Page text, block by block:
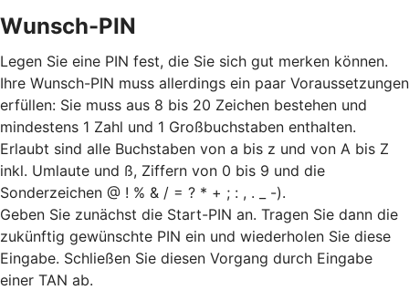
Wunsch-PIN
Legen Sie eine PIN fest, die Sie sich gut merken können.
Ihre Wunsch-PIN muss allerdings ein paar Voraussetzungen
erfüllen: Sie muss aus 8 bis 20 Zeichen bestehen und
mindestens 1 Zahl und 1 Großbuchstaben enthalten.
Erlaubt sind alle Buchstaben von a bis z und von A bis Z
inkl. Umlaute und ß, Ziffern von 0 bis 9 und die
Sonderzeichen @ ! % & / = ? * + ; : , . _ -).
Geben Sie zunächst die Start-PIN an. Tragen Sie dann die
zukünftig gewünschte PIN ein und wiederholen Sie diese
Eingabe. Schließen Sie diesen Vorgang durch Eingabe
einer TAN ab.